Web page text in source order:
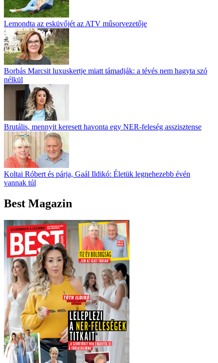
Lemondta az esküvőjét az ATV műsorvezetője
Borbás Marcsit luxuskertje miatt támadják: a tévés nem hagyta szó
nélkül
Brutális, mennyit keresett havonta egy NER-feleség asszisztense
Koltai Róbert és párja, Gaál Ildikó: Életük legnehezebb évén
vannak túl
Best Magazin